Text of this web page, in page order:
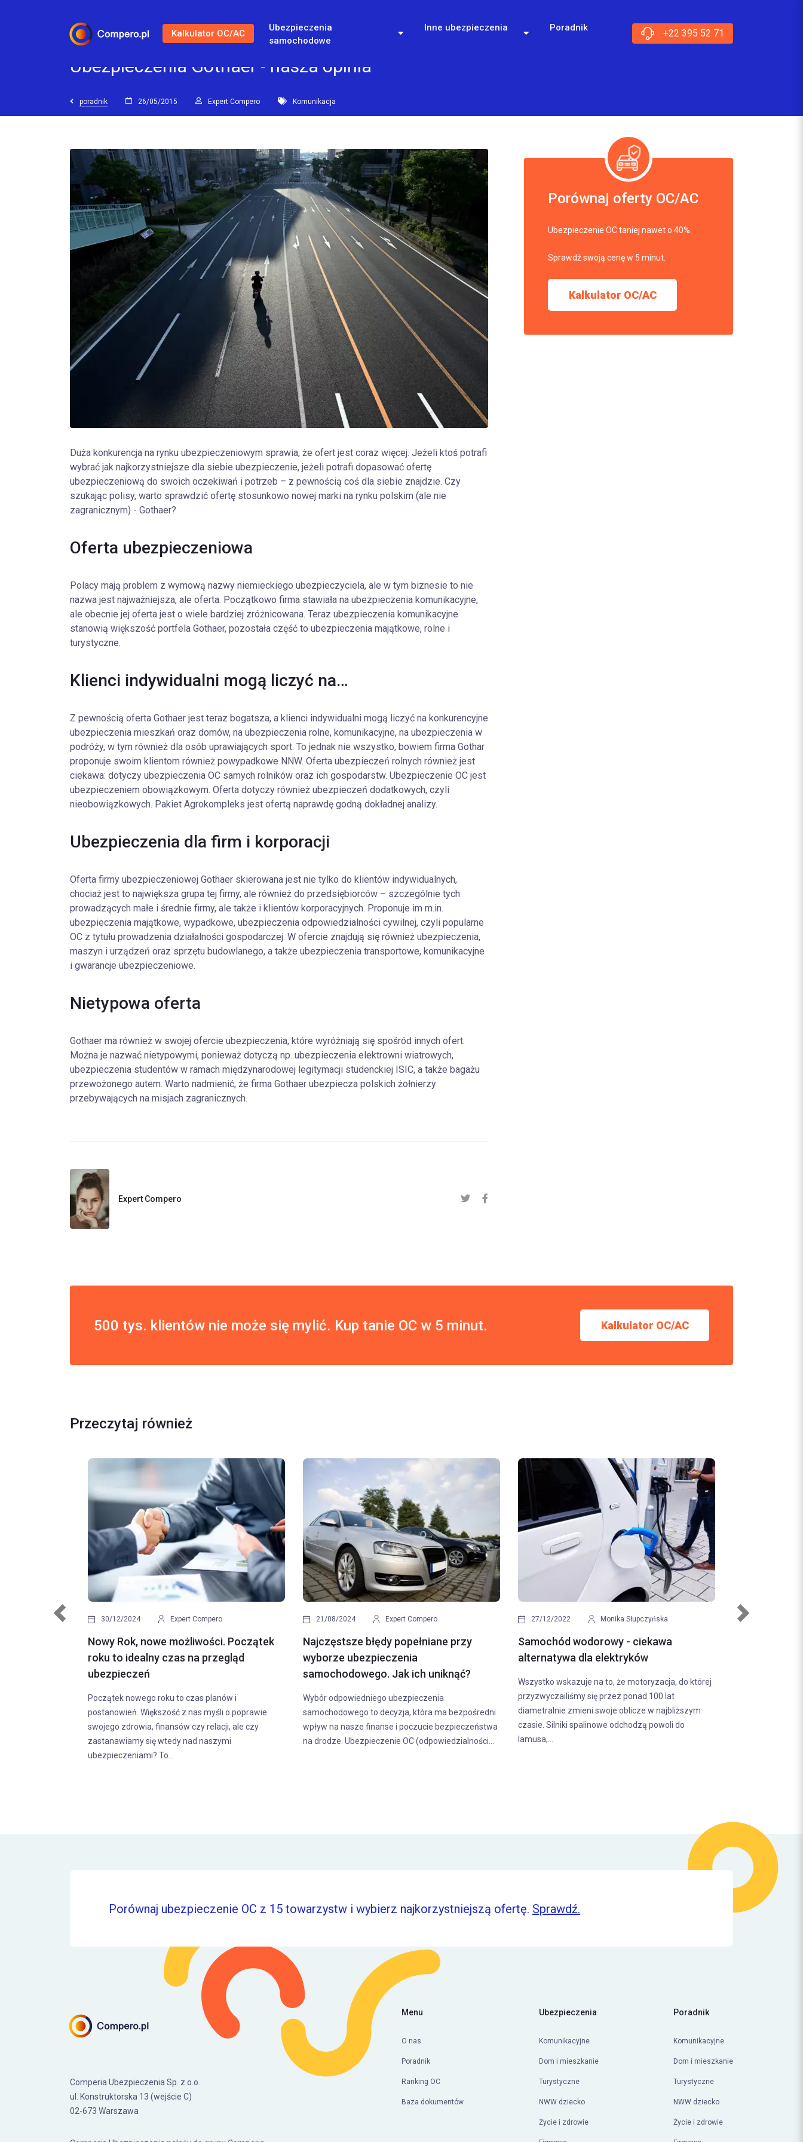
Kalkulator OC/AC
Ubezpieczenia
samochodowe
Inne ubezpieczenia Poradnik +22 395 52 71
Ubezpieczenia Gothaer - nasza opinia
poradnik 26/05/2015 Expert Compero Komunikacja
Duża konkurencja na rynku ubezpieczeniowym sprawia, że ofert jest coraz więcej. Jeżeli ktoś potrafi
wybrać jak najkorzystniejsze dla siebie ubezpieczenie, jeżeli potrafi dopasować ofertę
ubezpieczeniową do swoich oczekiwań i potrzeb – z pewnością coś dla siebie znajdzie. Czy
szukając polisy, warto sprawdzić ofertę stosunkowo nowej marki na rynku polskim (ale nie
zagranicznym) - Gothaer?
Oferta ubezpieczeniowa
Polacy mają problem z wymową nazwy niemieckiego ubezpieczyciela, ale w tym biznesie to nie
nazwa jest najważniejsza, ale oferta. Początkowo firma stawiała na ubezpieczenia komunikacyjne,
ale obecnie jej oferta jest o wiele bardziej zróżnicowana. Teraz ubezpieczenia komunikacyjne
stanowią większość portfela Gothaer, pozostała część to ubezpieczenia majątkowe, rolne i
turystyczne.
Klienci indywidualni mogą liczyć na…
Z pewnością oferta Gothaer jest teraz bogatsza, a klienci indywidualni mogą liczyć na konkurencyjne
ubezpieczenia mieszkań oraz domów, na ubezpieczenia rolne, komunikacyjne, na ubezpieczenia w
podróży, w tym również dla osób uprawiających sport. To jednak nie wszystko, bowiem firma Gothar
proponuje swoim klientom również powypadkowe NNW. Oferta ubezpieczeń rolnych również jest
ciekawa: dotyczy ubezpieczenia OC samych rolników oraz ich gospodarstw. Ubezpieczenie OC jest
ubezpieczeniem obowiązkowym. Oferta dotyczy również ubezpieczeń dodatkowych, czyli
nieobowiązkowych. Pakiet Agrokompleks jest ofertą naprawdę godną dokładnej analizy.
Ubezpieczenia dla firm i korporacji
Oferta firmy ubezpieczeniowej Gothaer skierowana jest nie tylko do klientów indywidualnych,
chociaż jest to największa grupa tej firmy, ale również do przedsiębiorców – szczególnie tych
prowadzących małe i średnie firmy, ale także i klientów korporacyjnych. Proponuje im m.in.
ubezpieczenia majątkowe, wypadkowe, ubezpieczenia odpowiedzialności cywilnej, czyli popularne
OC z tytułu prowadzenia działalności gospodarczej. W ofercie znajdują się również ubezpieczenia,
maszyn i urządzeń oraz sprzętu budowlanego, a także ubezpieczenia transportowe, komunikacyjne
i gwarancje ubezpieczeniowe.
Nietypowa oferta
Gothaer ma również w swojej ofercie ubezpieczenia, które wyróżniają się spośród innych ofert.
Można je nazwać nietypowymi, ponieważ dotyczą np. ubezpieczenia elektrowni wiatrowych,
ubezpieczenia studentów w ramach międzynarodowej legitymacji studenckiej ISIC, a także bagażu
przewożonego autem. Warto nadmienić, że firma Gothaer ubezpiecza polskich żołnierzy
przebywających na misjach zagranicznych.
Expert Compero
Porównaj oferty OC/AC
Ubezpieczenie OC taniej nawet o 40%.
Sprawdź swoją cenę w 5 minut.
Kalkulator OC/AC
500 tys. klientów nie może się mylić. Kup tanie OC w 5 minut. Kalkulator OC/AC
Przeczytaj również
21/12/2022 Anna Buczkowska
Pierwszy samochód - kilka wskazówek
przy wyborze
Pierwszy samochód i jego zakup jest przełomowym
momentem w życiu każdego kierowcy. Będziemy
wracali do tej chwili przez wiele lat, więc warto
wybrać dobre auto, do którego będziemy...
16/12/2022 Zuzanna Jóźwiak
Naklejka rejestracyjna - czy nadal jest
potrzebna?
Naklejka rejestracyjna to element na szybie
czołowej, do którego przyzwyczailiśmy się przez
ponad 20 lat od kiedy zaczęły być obowiązkowe.
Jednak od września tego roku wiele się zmieniło w...
09/12/2022 Klaudia Malinowska
Holowanie motocykla - jak robić to
bezpiecznie?
Holowanie motocykla to dużo mniej popularny
temat w porównaniu do holowania samochodów. W
związku z tym nie każdy wie, jakie zasady
obowiązują w przypadku jednośladów. Warto...
Previous Next
02-673 Warszawa
Comperia Ubezpieczenia należy do grupy Comperia,
Menu
O nas Komunikacyjne Komunikacyjne